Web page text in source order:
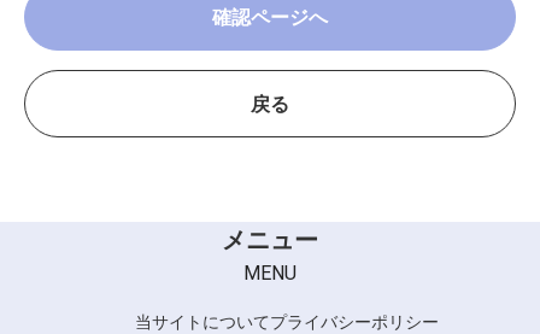
確認ページへ
戻る
メニュー
MENU
当サイトについてプライバシーポリシー